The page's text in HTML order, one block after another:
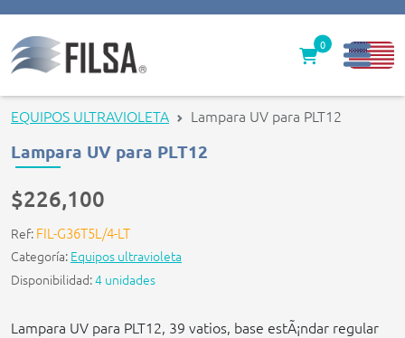
Inicio
Nuestras Soluciones
Contáctenos
0
EQUIPOS ULTRAVIOLETA Lampara UV para PLT12
Lampara UV para PLT12
$226,100
Ref: FIL-G36T5L/4-LT
Categoría: Equipos ultravioleta
Disponibilidad:4 unidades
Lampara UV para PLT12, 39 vatios, base estÃ¡ndar regular